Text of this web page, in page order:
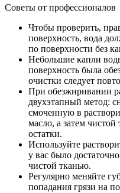
Советы от профессионалов
Чтобы проверить,
поверхность, вода
по поверхности без
Небольшие капли
поверхность была
очистки следует
При обезжиривании
двухэтапный метод:
смоченную в
масло, а затем чистой
остатки.
Используйте
у вас было
чистой тканью.
Регулярно меняйте
попадания грязи на